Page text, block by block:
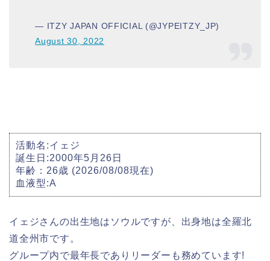
— ITZY JAPAN OFFICIAL (@JYPEITZY_JP)
August 30, 2022
活動名:イェジ
誕生日:2000年5月26日
年齢：26歳 (2026/08/08現在)
血液型:A
イェジさんの出生地はソウルですが、出身地は全羅北
道全州市です。
グループ内で最年長でありリーダーも務めています!